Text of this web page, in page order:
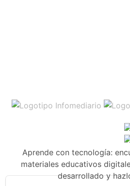
Aprende con tecnología:
materiales educativos
desarrollado y